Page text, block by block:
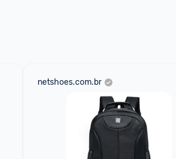
netshoes.com.br